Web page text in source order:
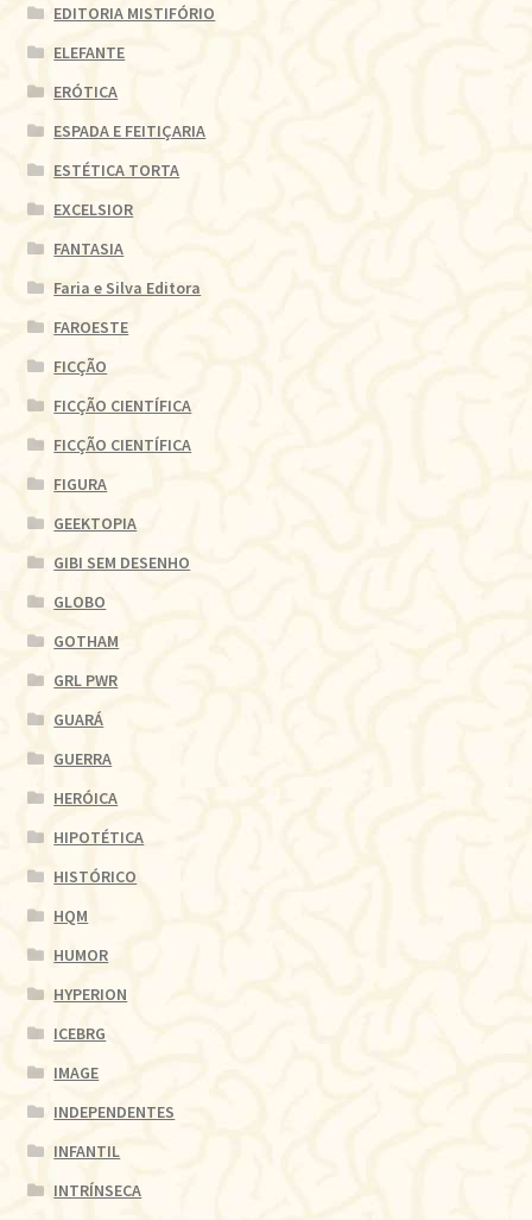
EDITORIA MISTIFÓRIO
ELEFANTE
ERÓTICA
ESPADA E FEITIÇARIA
ESTÉTICA TORTA
EXCELSIOR
FANTASIA
Faria e Silva Editora
FAROESTE
FICÇÃO
FICÇÃO CIENTÍFICA
FICÇÃO CIENTÍFICA
FIGURA
GEEKTOPIA
GIBI SEM DESENHO
GLOBO
GOTHAM
GRL PWR
GUARÁ
GUERRA
HERÓICA
HIPOTÉTICA
HISTÓRICO
HQM
HUMOR
HYPERION
ICEBRG
IMAGE
INDEPENDENTES
INFANTIL
INTRÍNSECA